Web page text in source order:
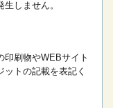
しません。
印刷物やWEBサイト
トの記載を表記く